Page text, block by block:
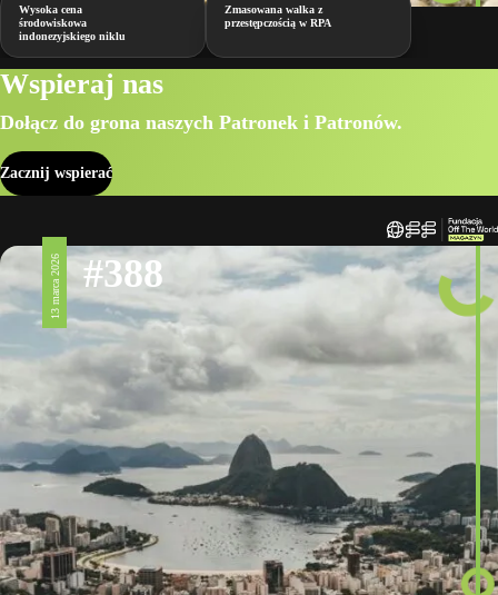
Wysoka cena
środowiskowa
indonezyjskiego niklu
Zmasowana walka z
przestępczością w RPA
Wspieraj nas
Dołącz do grona naszych Patronek i Patronów.
Zacznij wspierać
13 marca 2026 #388